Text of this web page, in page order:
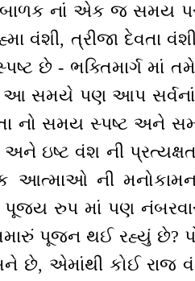
નાં એક જ સમય
વંશી, ત્રીજા દેવતા
છે - ભક્તિમાર્ગ માં
આ સમયે પણ આપ
નો સમય સ્પષ્ટ અને
અને ઇષ્ટ વંશ ની
આત્માઓ ની
રુપ માં પણ
પૂજન થઈ રહ્યું છે?
બને છે, એમાંથી કોઈ